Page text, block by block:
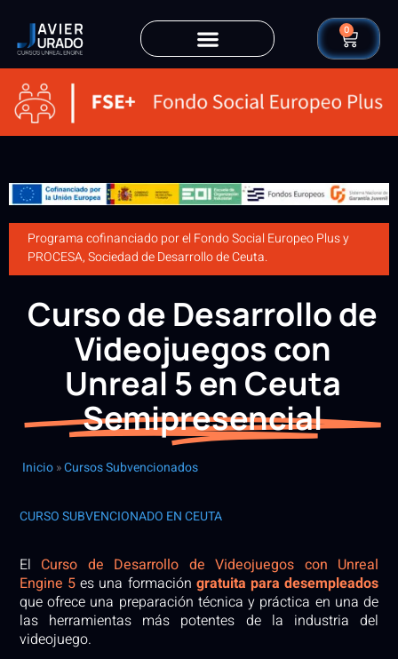
0
Programa cofinanciado por el Fondo Social Europeo Plus y
PROCESA, Sociedad de Desarrollo de Ceuta.
Curso de Desarrollo de
Videojuegos con
Unreal 5 en Ceuta
Semipresencial
Inicio»Cursos Subvencionados
CURSO SUBVENCIONADO EN CEUTA
El Curso de Desarrollo de Videojuegos con Unreal
Engine 5 es una formación gratuita para desempleados
que ofrece una preparación técnica y práctica en una de
las herramientas más potentes de la industria del
videojuego.